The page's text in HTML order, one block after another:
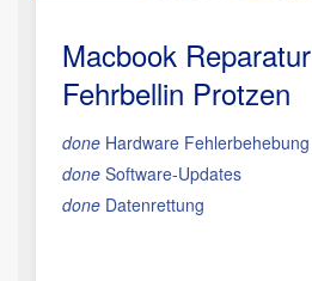
Macbook Reparatur
Fehrbellin Protzen
done Hardware Fehlerbehebung
done Software-Updates
done Datenrettung